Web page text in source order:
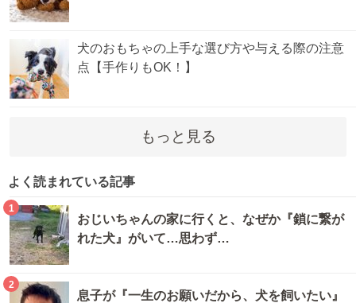
犬のおもちゃの上手な選び方や与える際の注意
点【手作りもOK！】
もっと見る
よく読まれている記事
1
おじいちゃんの家に行くと、なぜか『鎖に繋が
れた犬』がいて…思わず…
2
息子が『一生のお願いだから、犬を飼いたい』